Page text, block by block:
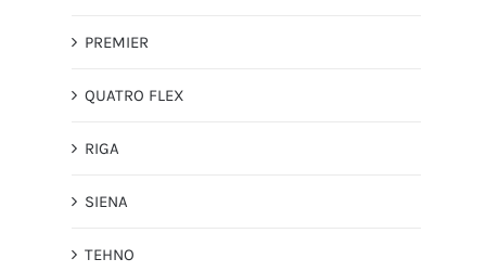
PREMIER
QUATRO FLEX
RIGA
SIENA
TEHNO